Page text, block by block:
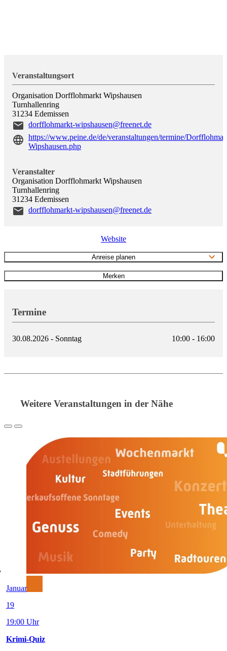
Termine
30.08.2026 - Sonntag 10:00 - 16:00
Veranstaltungsort
Organisation Dorfflohmarkt Wipshausen
Turnhallenring
31234 Edemissen
dorfflohmarkt-wipshausen@freenet.de
https://www.peine.de/de/veranstaltungen/termine/
Wipshausen.php
Veranstalter
Organisation Dorfflohmarkt Wipshausen
Turnhallenring
31234 Edemissen
dorfflohmarkt-wipshausen@freenet.de
Website
Anreise planen
Merken
Weitere Veranstaltungen in der Nähe
Januar
19
19:00 Uhr
Krimi-Quiz